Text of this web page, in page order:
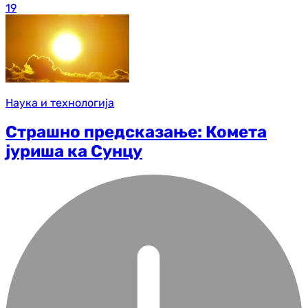
19
Наука и технологија
Страшно предсказање: Комета
јуриша ка Сунцу